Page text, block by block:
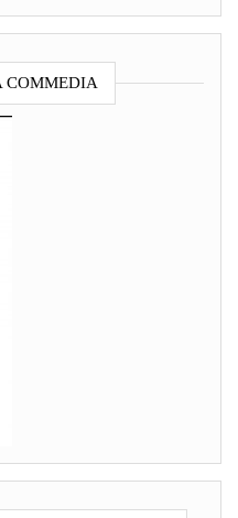
COMMEDIA